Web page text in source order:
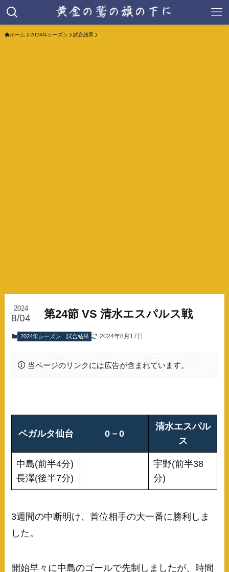
ホーム 2024年シーズン 試合結果
第24節 VS 清水エスパルス戦
2024
8/04
2024年シーズン 試合結果 2024年8月17日
当ページのリンクには広告が含まれています。
ベガルタ仙台 0－0
清水エスパル
ス
中島(前半4分)
長澤(後半7分)
宇野(前半38
分)
3週間の中断明け、首位相手の大一番に勝利しま
した。
開始早々に中島のゴールで先制しましたが、時間